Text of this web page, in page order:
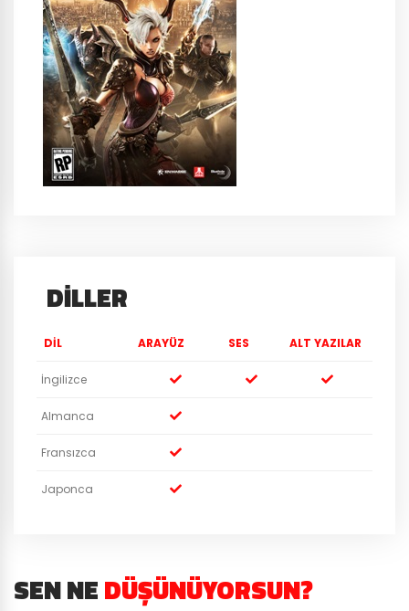
DILLER
DIL ARAYÜZ SES ALT YAZILAR
İngilizce
Almanca
Fransızca
Japonca
SEN NEDÜŞÜNÜYORSUN?